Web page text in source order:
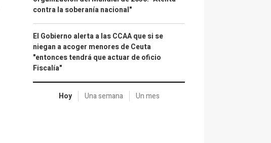
contra la soberanía nacional"
El Gobierno alerta a las CCAA que si se
niegan a acoger menores de Ceuta
"entonces tendrá que actuar de oficio
Fiscalía"
Hoy Una semana Un mes